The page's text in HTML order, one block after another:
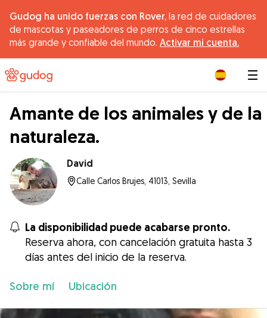
Gudog ha unido fuerzas con Rover, la red de cuidadores
de mascotas y paseadores de perros de cinco estrellas
más grande y confiable del mundo. Activar mi cuenta.
Amante de los animales y de la
naturaleza.
David
Calle Carlos Brujes, 41013, Sevilla
La disponibilidad puede acabarse pronto.
Reserva ahora, con cancelación gratuita hasta 3
días antes del inicio de la reserva.
Sobre mí Ubicación